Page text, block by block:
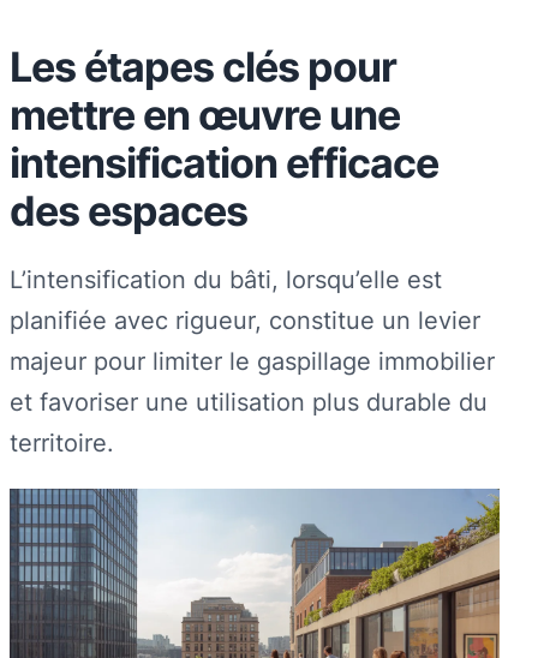
Les étapes clés pour
mettre en œuvre une
intensification efficace
des espaces
L’intensification du bâti, lorsqu’elle est
planifiée avec rigueur, constitue un levier
majeur pour limiter le gaspillage immobilier
et favoriser une utilisation plus durable du
territoire.